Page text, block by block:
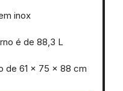
inox
é de 88,3 L
de 61 x 75 x 88 cm